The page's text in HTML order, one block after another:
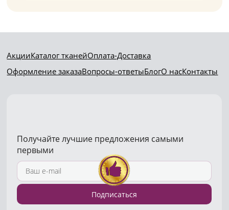
АкцииКаталог тканейОплата-Доставка
Оформление заказаВопросы-ответыБлогО насКонтакты
Получайте лучшие предложения самыми
первыми
Подписаться